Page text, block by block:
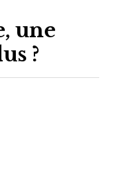
une
?